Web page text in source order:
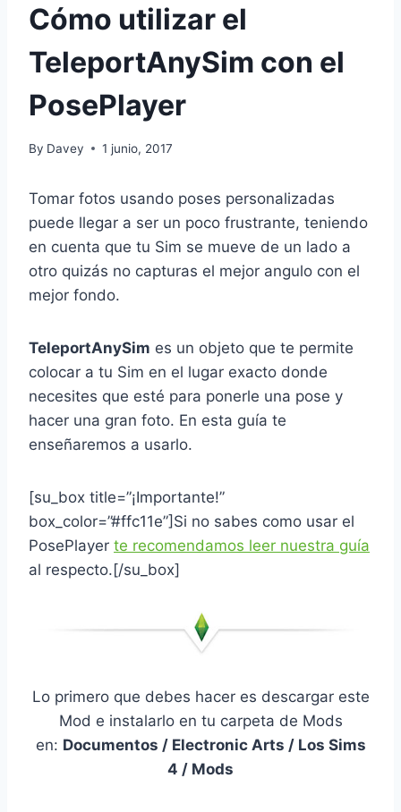
Cómo utilizar el
TeleportAnySim con el
PosePlayer
By Davey 1 junio, 2017
Tomar fotos usando poses personalizadas
puede llegar a ser un poco frustrante, teniendo
en cuenta que tu Sim se mueve de un lado a
otro quizás no capturas el mejor angulo con el
mejor fondo.
TeleportAnySim es un objeto que te permite
colocar a tu Sim en el lugar exacto donde
necesites que esté para ponerle una pose y
hacer una gran foto. En esta guía te
enseñaremos a usarlo.
[su_box title=”¡Importante!”
box_color=”#ffc11e”]Si no sabes como usar el
PosePlayer te recomendamos leer nuestra guía
al respecto.[/su_box]
Lo primero que debes hacer es descargar este
Mod e instalarlo en tu carpeta de Mods
en: Documentos / Electronic Arts / Los Sims
4 / Mods